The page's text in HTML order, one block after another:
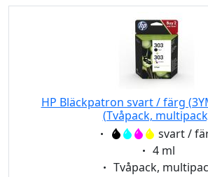
HP Bläckpatron svart / färg
(Tvåpack,
Eigenschaft:svart /
Eigenschaft:
4 ml
Eigenschaft:
Tvåpack,